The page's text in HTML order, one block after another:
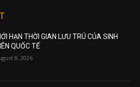
HẠN THỜI GIAN LƯU TRÚ CỦA SINH
QUỐC TẾ
8, 2026